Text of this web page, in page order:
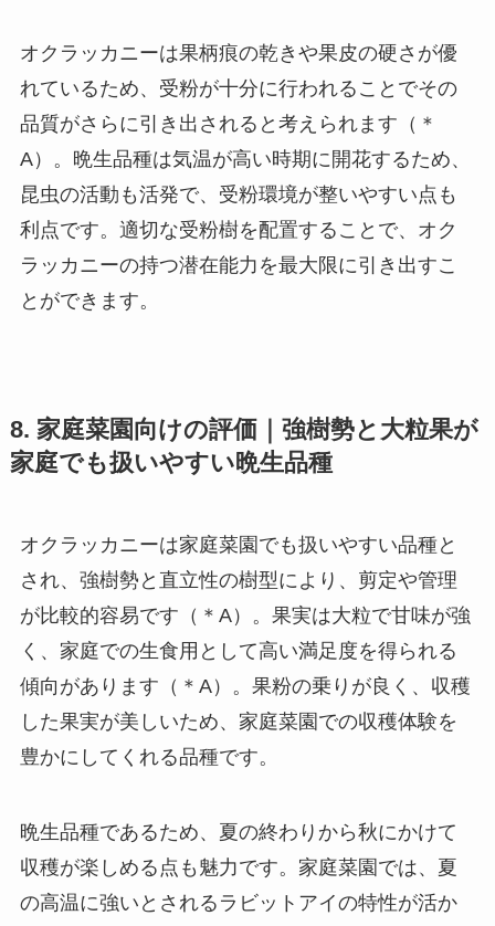
オクラッカニーは果柄痕の乾きや果皮の硬さが優
れているため、受粉が十分に行われることでその
品質がさらに引き出されると考えられます（＊
A）。晩生品種は気温が高い時期に開花するため、
昆虫の活動も活発で、受粉環境が整いやすい点も
利点です。適切な受粉樹を配置することで、オク
ラッカニーの持つ潜在能力を最大限に引き出すこ
とができます。
8. 家庭菜園向けの評価｜強樹勢と大粒果が
家庭でも扱いやすい晩生品種
オクラッカニーは家庭菜園でも扱いやすい品種と
され、強樹勢と直立性の樹型により、剪定や管理
が比較的容易です（＊A）。果実は大粒で甘味が強
く、家庭での生食用として高い満足度を得られる
傾向があります（＊A）。果粉の乗りが良く、収穫
した果実が美しいため、家庭菜園での収穫体験を
豊かにしてくれる品種です。
晩生品種であるため、夏の終わりから秋にかけて
収穫が楽しめる点も魅力です。家庭菜園では、夏
の高温に強いとされるラビットアイの特性が活か